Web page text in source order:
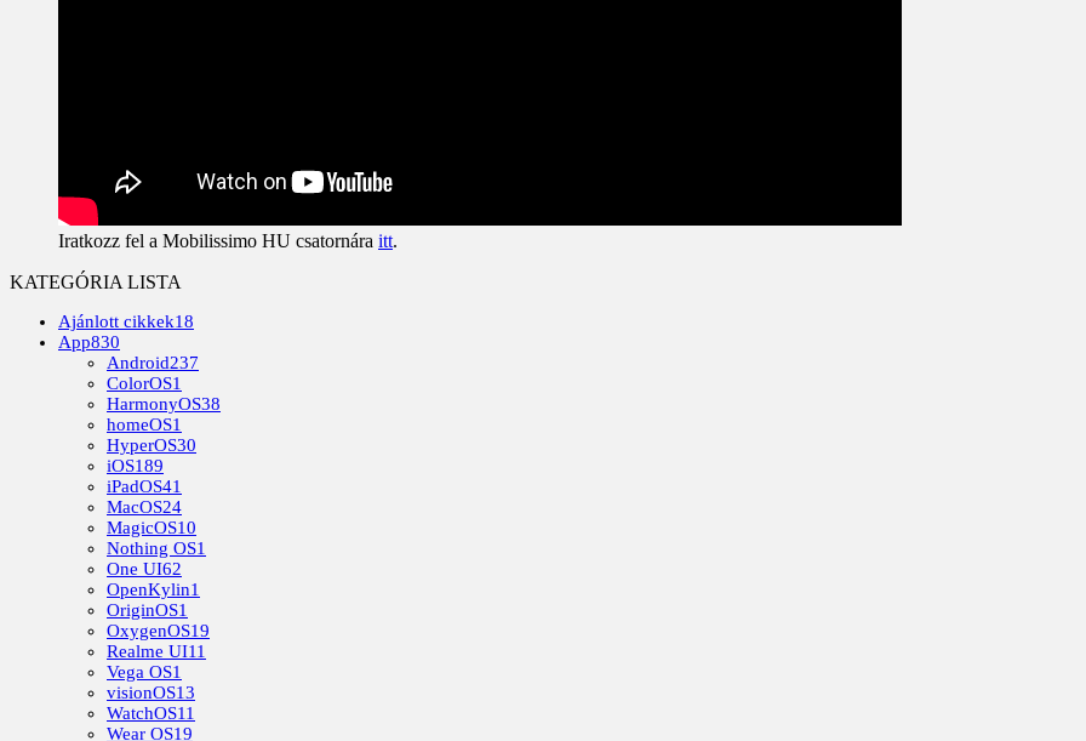
Iratkozz fel a Mobilissimo HU csatornára itt.
KATEGÓRIA LISTA
Ajánlott cikkek18
App830
Android237
ColorOS1
HarmonyOS38
homeOS1
HyperOS30
iOS189
iPadOS41
MacOS24
MagicOS10
Nothing OS1
One UI62
OpenKylin1
OriginOS1
OxygenOS19
Realme UI11
Vega OS1
visionOS13
WatchOS11
Wear OS19